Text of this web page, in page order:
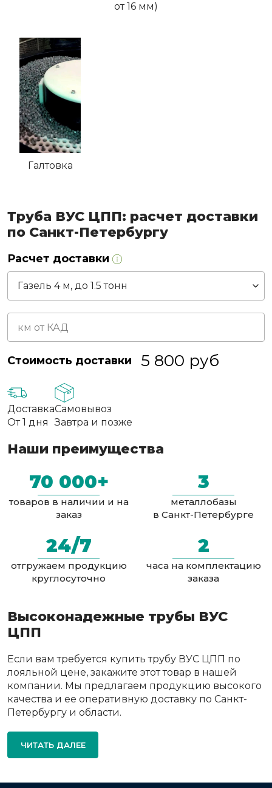
от 16 мм)
Галтовка
Труба ВУС ЦПП: расчет доставки
по Санкт-Петербургу
Расчет доставки
Стоимость доставки 5 800 руб
Доставка
От 1 дня
Самовывоз
Завтра и позже
Наши преимущества
70 000+
товаров в наличии и на
заказ
3
металлобазы
в Санкт-Петербурге
24/7
отгружаем продукцию
круглосуточно
2
часа на комплектацию
заказа
Высоконадежные трубы ВУС
ЦПП
Если вам требуется купить трубу ВУС ЦПП по
лояльной цене, закажите этот товар в нашей
компании. Мы предлагаем продукцию высокого
качества и ее оперативную доставку по Санкт-
Петербургу и области.
ЧИТАТЬ ДАЛЕЕ